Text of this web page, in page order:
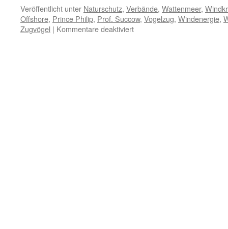
Veröffentlicht unter Naturschutz, Verbände, Wattenmeer,
Offshore, Prince Philip, Prof. Succow, Vogelzug, Windenergie,
Zugvögel | Kommentare deaktiviertfür